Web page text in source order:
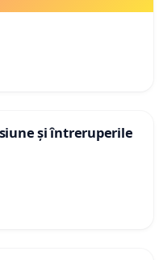
și întreruperile